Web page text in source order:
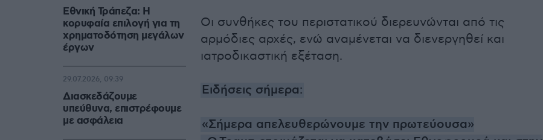
Οι συνθήκες του περιστατικού διερευνώνται από τις
αρμόδιες αρχές, ενώ αναμένεται να διενεργηθεί και
ιατροδικαστική εξέταση.
Ειδήσεις σήμερα:
«Σήμερα απελευθερώνουμε την πρωτεύουσα»
Εθνική Τράπεζα: Η
κορυφαία επιλογή για τη
χρηματοδότηση μεγάλων
έργων
Διασκεδάζουμε
υπεύθυνα, επιστρέφουμε
με ασφάλεια
29.07.2026, 09:39